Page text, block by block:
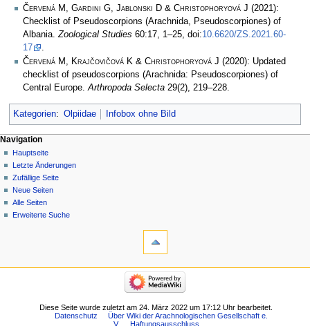
Červená M, Gardini G, Jablonski D & Christophoryová J (2021):
Checklist of Pseudoscorpions (Arachnida, Pseudoscorpiones) of
Albania.Zoological Studies 60:17, 1–25, doi:10.6620/ZS.2021.60-
17
.
Červená M, Krajčovičová K & Christophoryová J (2020): Updated
checklist of pseudoscorpions (Arachnida: Pseudoscorpiones) of
Central Europe.Arthropoda Selecta 29(2), 219–228.
Kategorien: Olpiidae Infobox ohne Bild
Navigation
Hauptseite
Letzte Änderungen
Zufällige Seite
Neue Seiten
Alle Seiten
Erweiterte Suche
Diese Seite wurde zuletzt am 24. März 2022 um 17:12 Uhr bearbeitet.
Datenschutz
Über Wiki der Arachnologischen Gesellschaft e.
V.
Haftungsausschluss